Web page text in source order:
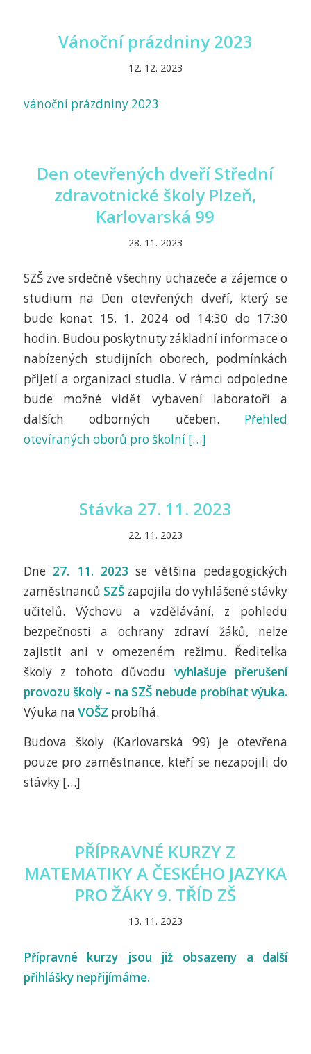
Vánoční prázdniny 2023
12. 12. 2023
vánoční prázdniny 2023
Den otevřených dveří Střední
zdravotnické školy Plzeň,
Karlovarská 99
28. 11. 2023
SZŠ zve srdečně všechny uchazeče a zájemce o
studium na Den otevřených dveří, který se
bude konat 15. 1. 2024 od 14:30 do 17:30
hodin. Budou poskytnuty základní informace o
nabízených studijních oborech, podmínkách
přijetí a organizaci studia. V rámci odpoledne
bude možné vidět vybavení laboratoří a
dalších odborných učeben. Přehled
otevíraných oborů pro školní […]
Stávka 27. 11. 2023
22. 11. 2023
Dne 27. 11. 2023 se většina pedagogických
zaměstnanců SZŠzapojila do vyhlášené stávky
učitelů. Výchovu a vzdělávání, z pohledu
bezpečnosti a ochrany zdraví žáků, nelze
zajistit ani v omezeném režimu. Ředitelka
školy z tohoto důvodu vyhlašuje přerušení
provozu školy – na SZŠ nebude probíhat výuka.
Výuka na VOŠZ probíhá.
Budova školy (Karlovarská 99) je otevřena
pouze pro zaměstnance, kteří se nezapojili do
stávky […]
PŘÍPRAVNÉ KURZY Z
MATEMATIKY A ČESKÉHO JAZYKA
PRO ŽÁKY 9. TŘÍD ZŠ
13. 11. 2023
Přípravné kurzy jsou již obsazeny a další
přihlášky nepřijímáme.